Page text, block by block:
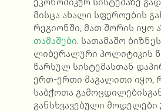
მისცა ახალი სფეროების
რეგიონში, მათ შორის იყო
თამაშები.სათამაშო
ლიბერალური პოლიტიკის
წარსულ სისტემასთან
ერთ-ერთი მაგალითი იყო,
საბჭოთა
განსხვავებული მოდელები